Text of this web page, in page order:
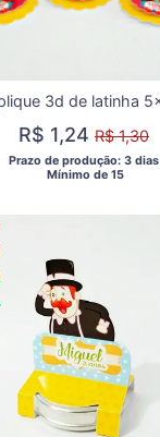
R$ 1,24 R$ 1,30
Prazo de produção: 3 dias
  Mínimo de 15